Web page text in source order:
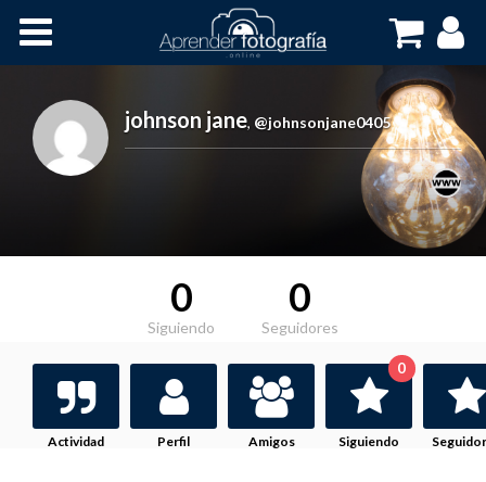
Cursos OnLine
johnson jane, @johnsonjane0405
0
Siguiendo
0
Seguidores
Actividad Perfil Amigos Siguiendo
0